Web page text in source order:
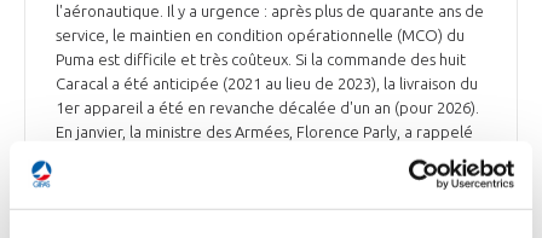
l'aéronautique. Il y a urgence : après plus de quarante ans de
service, le maintien en condition opérationnelle (MCO) du
Puma est difficile et très coûteux. Si la commande des huit
Caracal a été anticipée (2021 au lieu de 2023), la livraison du
1er appareil a été en revanche décalée d'un an (pour 2026).
En janvier, la ministre des Armées, Florence Parly, a rappelé
que cette commande anticipée s’inscrit dans la loi de
programmation militaire, permettant de pérenniser 960